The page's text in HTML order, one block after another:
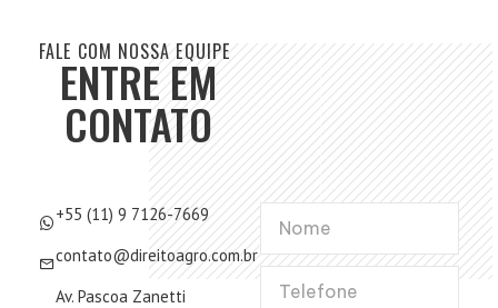
FALE COM NOSSA EQUIPE
ENTRE EM
CONTATO
+55 (11) 9 7126-7669
contato@direitoagro.com.br
Av. Pascoa Zanetti